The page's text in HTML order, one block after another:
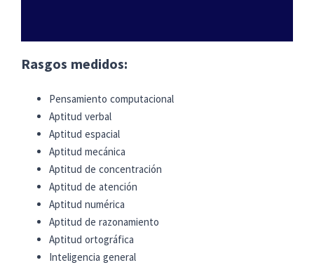
Rasgos medidos:
Pensamiento computacional
Aptitud verbal
Aptitud espacial
Aptitud mecánica
Aptitud de concentración
Aptitud de atención
Aptitud numérica
Aptitud de razonamiento
Aptitud ortográfica
Inteligencia general